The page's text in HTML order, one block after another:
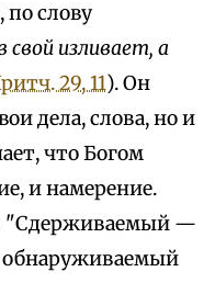
слову
свой изливает, а
29, 11). Он
дела, слова, но и
что Богом
и намерение.
"Сдерживаемый —
обнаруживаемый